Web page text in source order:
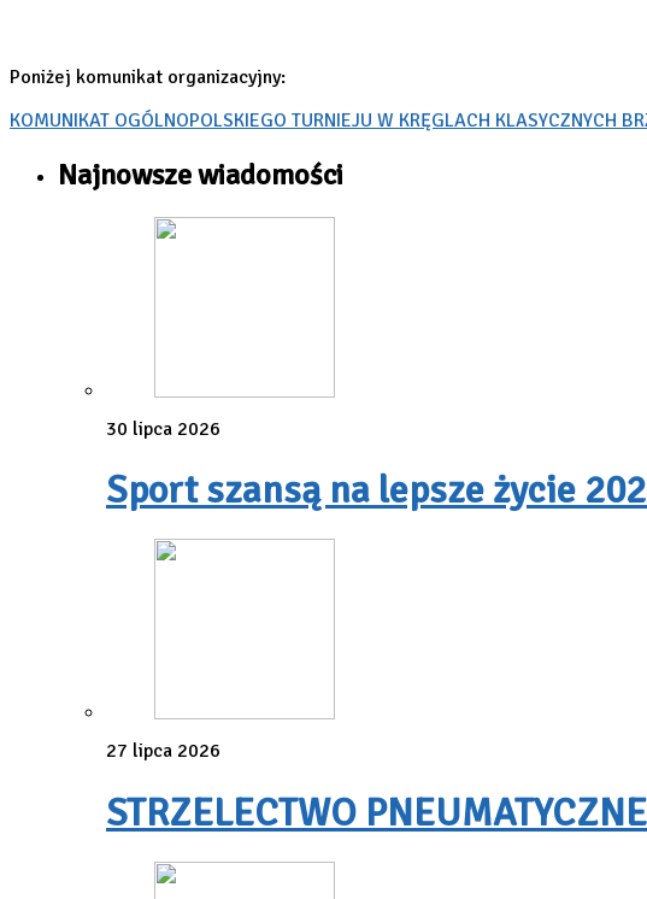
Poniżej komunikat organizacyjny:
KOMUNIKAT OGÓLNOPOLSKIEGO TURNIEJU W KRĘGLACH KLASYCZNYCH
Najnowsze wiadomości
30 lipca 2026
Sport szansą na lepsze życie
27 lipca 2026
STRZELECTWO